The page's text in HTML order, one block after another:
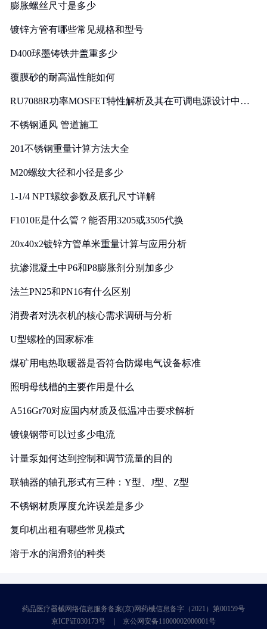
膨胀螺丝尺寸是多少
镀锌方管有哪些常见规格和型号
D400球墨铸铁井盖重多少
覆膜砂的耐高温性能如何
RU7088R功率MOSFET特性解析及其在可调电源设计中的
不锈钢通风 管道施工
201不锈钢重量计算方法大全
M20螺纹大径和小径是多少
1-1/4 NPT螺纹参数及底孔尺寸详解
F1010E是什么管？能否用3205或3505代换
20x40x2镀锌方管单米重量计算与应用分析
抗渗混凝土中P6和P8膨胀剂分别加多少
法兰PN25和PN16有什么区别
消费者对洗衣机的核心需求调研与分析
U型螺栓的国家标准
煤矿用电热取暖器是否符合防爆电气设备标准
照明母线槽的主要作用是什么
A516Gr70对应国内材质及低温冲击要求解析
镀镍钢带可以过多少电流
计量泵如何达到控制和调节流量的目的
联轴器的轴孔形式有三种：Y型、J型、Z型
不锈钢材质厚度允许误差是多少
复印机出租有哪些常见模式
溶于水的润滑剂的种类
药品医疗器械网络信息服务备案(京)网药械信息备字（2021）第00159号
京ICP证030173号
京公网安备11000002000001号